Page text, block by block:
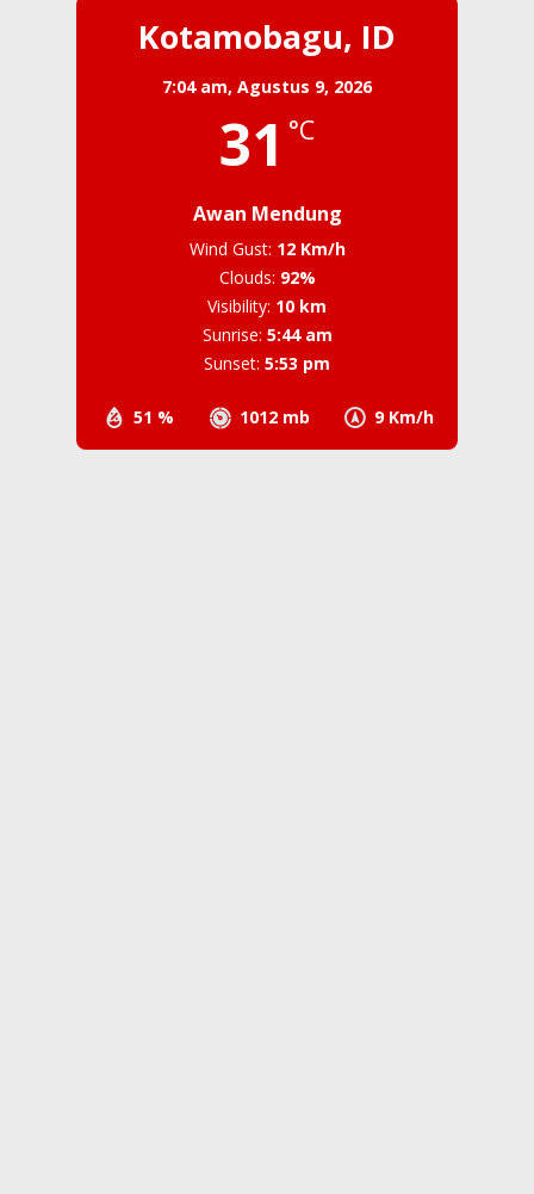
Kotamobagu, ID
7:04 am, Agustus 9, 2026
31 °C
Awan Mendung
51 % 1012 mb 9 Km/h
Wind Gust: 12 Km/h
Clouds: 92%
Visibility: 10 km
Sunrise: 5:44 am
Sunset: 5:53 pm